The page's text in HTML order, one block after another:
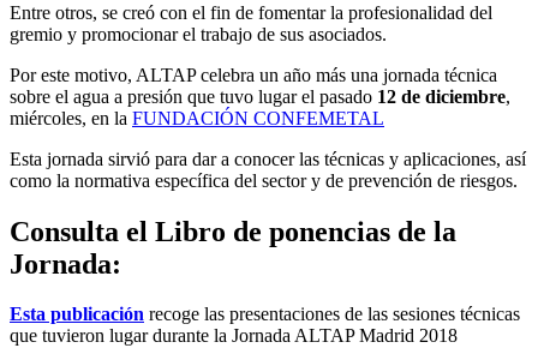
Entre otros, se creó con el fin de fomentar la profesionalidad del
gremio y promocionar el trabajo de sus asociados.
Por este motivo, ALTAP celebra un año más una jornada técnica
sobre el agua a presión que tuvo lugar el pasado 12 de diciembre,
miércoles, en la FUNDACIÓN CONFEMETAL
Esta jornada sirvió para dar a conocer las técnicas y aplicaciones, así
como la normativa específica del sector y de prevención de riesgos.
Consulta el Libro de ponencias de la
Jornada:
Esta publicación recoge las presentaciones de las sesiones técnicas
que tuvieron lugar durante la Jornada ALTAP Madrid 2018